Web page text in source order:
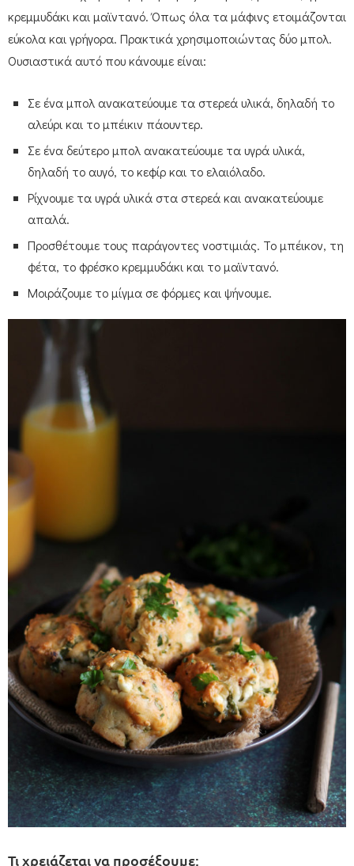
κρεμμυδάκι και μαϊντανό. Όπως όλα τα μάφινς ετοιμάζονται
εύκολα και γρήγορα. Πρακτικά χρησιμοποιώντας δύο μπολ.
Ουσιαστικά αυτό που κάνουμε είναι:
Σε ένα μπολ ανακατεύουμε τα στερεά υλικά, δηλαδή το
αλεύρι και το μπέικιν πάουντερ.
Σε ένα δεύτερο μπολ ανακατεύουμε τα υγρά υλικά,
δηλαδή το αυγό, το κεφίρ και το ελαιόλαδο.
Ρίχνουμε τα υγρά υλικά στα στερεά και ανακατεύουμε
απαλά.
Προσθέτουμε τους παράγοντες νοστιμιάς. Το μπέικον, τη
φέτα, το φρέσκο κρεμμυδάκι και το μαϊντανό.
Μοιράζουμε το μίγμα σε φόρμες και ψήνουμε.
Τι χρειάζεται να προσέξουμε;